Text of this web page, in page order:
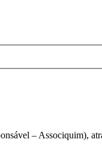
– Associquim),